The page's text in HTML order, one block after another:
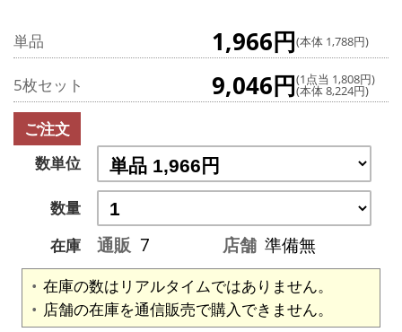
単品 1,966円(本体 1,788円)
5枚セット 9,046円(1点当 1,808円)
(本体 8,224円)
ご注文
数単位
数量
在庫
通販 7 店舗 準備無
在庫の数はリアルタイムではありません。
店舗の在庫を通信販売で購入できません。